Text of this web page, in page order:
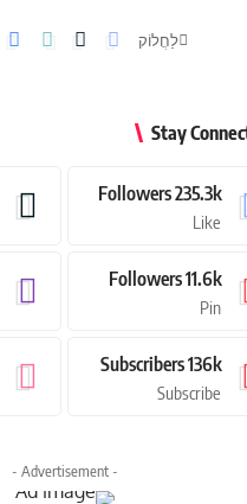
לַחֲלוֹק
Stay
235.3k
Followers
Like
11.6k
Followers
Pin
136k
Subscribers
Subscribe
- Advertisement -